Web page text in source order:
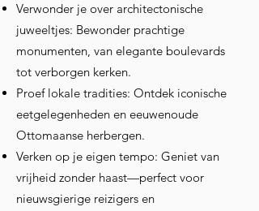
Verwonder je over architectonische
juweeltjes: Bewonder prachtige
monumenten, van elegante boulevards
tot verborgen kerken.
Proef lokale tradities: Ontdek iconische
eetgelegenheden en eeuwenoude
Ottomaanse herbergen.
Verken op je eigen tempo: Geniet van
vrijheid zonder haast—perfect voor
nieuwsgierige reizigers en